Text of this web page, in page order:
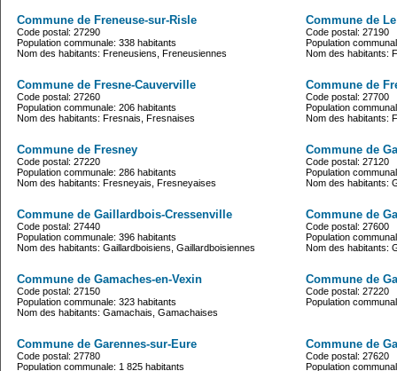
Commune de Freneuse-sur-Risle
Code postal: 27290
Population communale: 338 habitants
Nom des habitants: Freneusiens, Freneusiennes
Commune de
Code postal: 27190
Population
Nom des habitants:
Commune de Fresne-Cauverville
Code postal: 27260
Population communale: 206 habitants
Nom des habitants: Fresnais, Fresnaises
Commune de
Code postal: 27700
Population
Nom des habitants:
Commune de Fresney
Code postal: 27220
Population communale: 286 habitants
Nom des habitants: Fresneyais, Fresneyaises
Commune de
Code postal: 27120
Population
Nom des habitants:
Commune de Gaillardbois-Cressenville
Code postal: 27440
Population communale: 396 habitants
Nom des habitants: Gaillardboisiens, Gaillardboisiennes
Commune de
Code postal: 27600
Population
Nom des habitants:
Commune de Gamaches-en-Vexin
Code postal: 27150
Population communale: 323 habitants
Nom des habitants: Gamachais, Gamachaises
Commune de
Code postal: 27220
Population
Commune de Garennes-sur-Eure
Code postal: 27780
Population communale: 1 825 habitants
Commune de
Code postal: 27620
Population